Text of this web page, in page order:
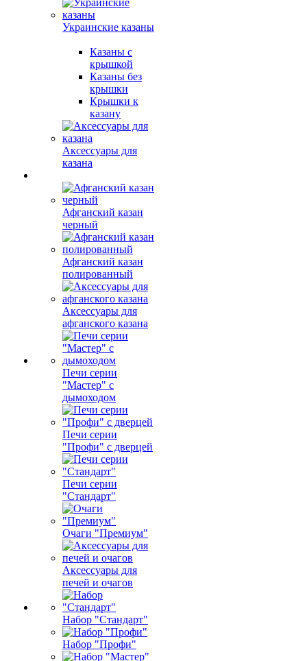
Украинские казаны
Казаны с
крышкой
Казаны без
крышки
Крышки к
казану
Аксессуары для
казана
Афганский казан
черный
Афганский казан
полированный
Аксессуары для
афганского казана
Печи серии
"Мастер" с
дымоходом
Печи серии
"Профи" с дверцей
Печи серии
"Стандарт"
Очаги "Премиум"
Аксессуары для
печей и очагов
Набор "Стандарт"
Набор "Профи"